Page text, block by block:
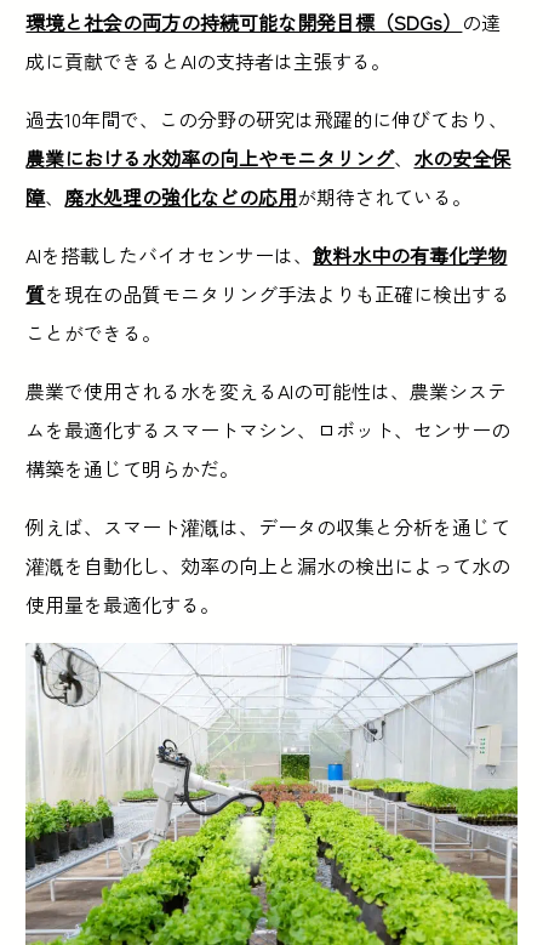
環境と社会の両方の持続可能な開発目標（SDGs） の達
成に貢献できるとAIの支持者は主張する。
過去10年間で、この分野の研究は飛躍的に伸びており、
農業における水効率の向上やモニタリング、 水の安全保
障、廃水処理の強化などの応用が期待されている。
AIを搭載したバイオセンサーは、飲料水中の有毒化学物
質を現在の品質モニタリング手法よりも正確に検出する
ことができる。
農業で使用される水を変えるAIの可能性は、農業システ
ムを最適化するスマートマシン、ロボット、センサーの
構築を通じて明らかだ。
例えば、スマート灌漑は、データの収集と分析を通じて
灌漑を自動化し、効率の向上と漏水の検出によって水の
使用量を最適化する。